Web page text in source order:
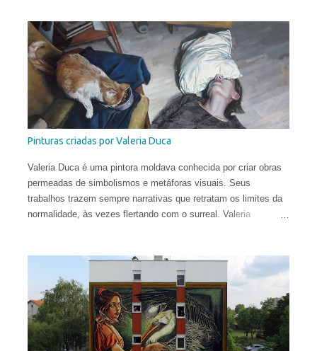
Pinturas criadas por Valeria Duca
Valeria Duca é uma pintora moldava conhecida por criar obras
permeadas de simbolismos e metáforas visuais. Seus
trabalhos trazem sempre narrativas que retratam os limites da
normalidade, às vezes flertando com o surreal. Valeria
apenas 12 anos. Aos 17, mudou-se para o Reino Unido, onde
estudou História da Arte na Universidade de St Andrews.
Depois de viver e pintar profissionalmente por alguns anos em
Oslo, Noruega, recentemente ela mudou-se para Washington
DC. Suas obras circulam o planeta e integram as coleções
permanentes de vários museus do Leste Europeu.